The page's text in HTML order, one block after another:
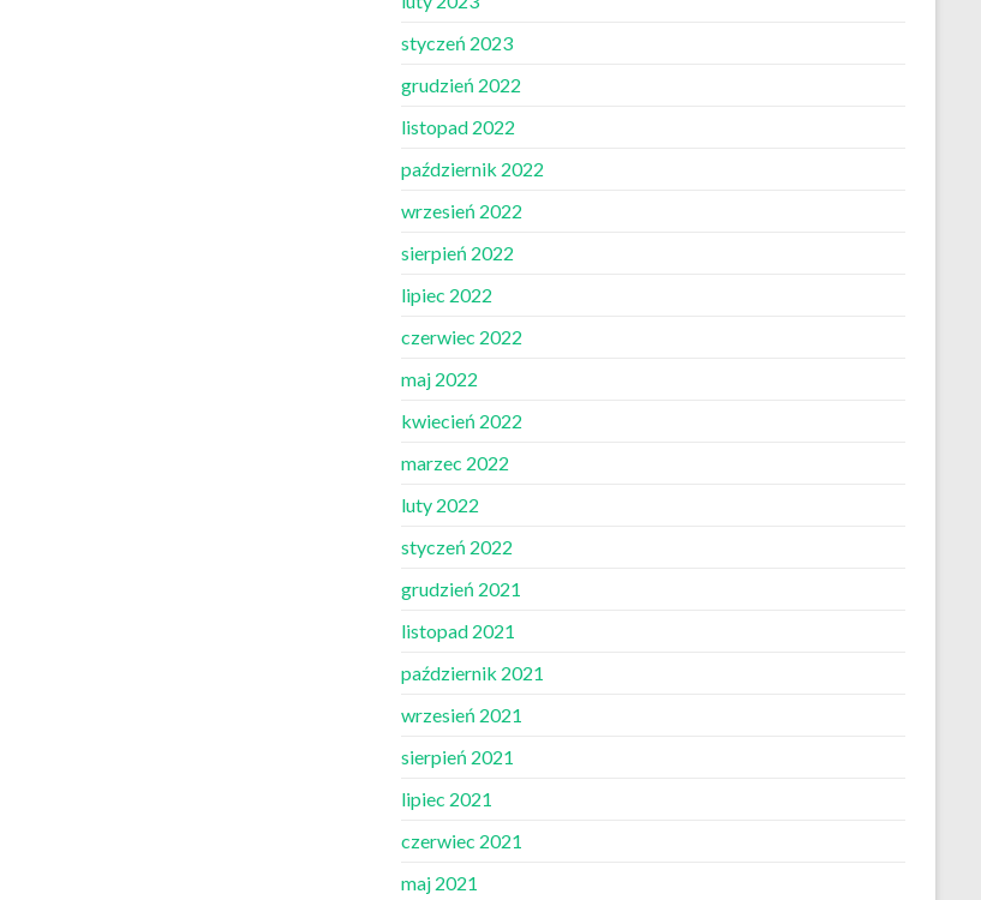
styczeń 2023
grudzień 2022
listopad 2022
październik 2022
wrzesień 2022
sierpień 2022
lipiec 2022
czerwiec 2022
maj 2022
kwiecień 2022
marzec 2022
luty 2022
styczeń 2022
grudzień 2021
listopad 2021
październik 2021
wrzesień 2021
sierpień 2021
lipiec 2021
czerwiec 2021
maj 2021